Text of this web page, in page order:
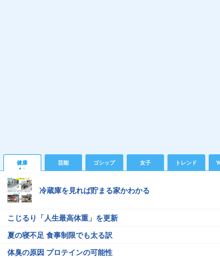
健康 芸能 ゴシップ 女子 トレンド
冷蔵庫を見れば貯まる家かわかる
こじるり「人生最高体重」を更新
夏の寝不足 食事制限でも太る訳
体臭の原因 プロテインの可能性